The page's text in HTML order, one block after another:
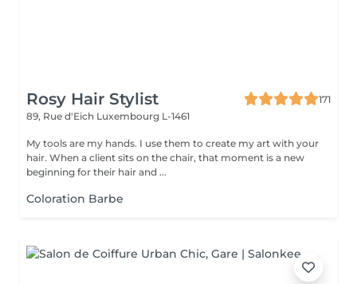
Rosy Hair Stylist
171
89, Rue d'Eich Luxembourg L-1461
My tools are my hands. I use them to create my art with your
hair. When a client sits on the chair, that moment is a new
beginning for their hair and ...
Coloration Barbe